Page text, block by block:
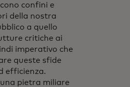
confini e
della nostra
a quello
critiche ai
imperativo che
queste sfide
efficienza.
pietra miliare